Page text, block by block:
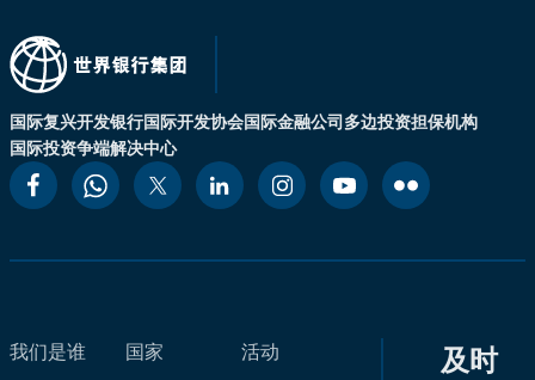
国际复兴开发银行国际开发协会国际金融公司多边投资担保机构
国际投资争端解决中心
我们是谁
国家
活动
及时